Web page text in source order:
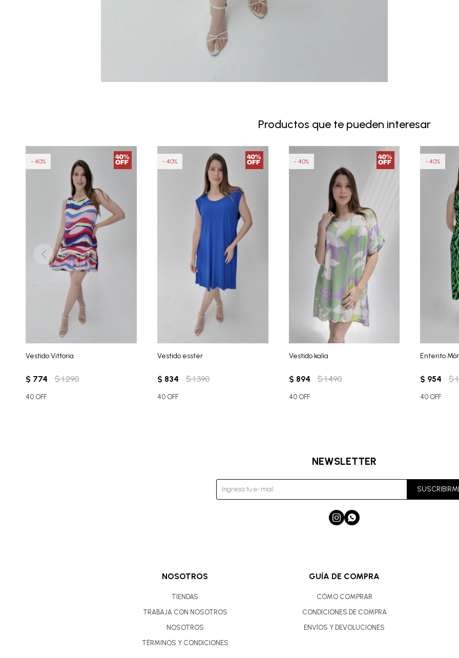
Productos que te pueden interesar
Vestido Vittoria
$ 774 $ 1.290
40
40 OFF
Vestido esster
$ 834 $ 1.390
40
40 OFF
Vestido kalia
$ 894 $ 1.490
40
40 OFF
Enterito
$ 954 $
40
40 OFF
NOSOTROS
TIENDAS
TRABAJA CON NOSOTROS
NOSOTROS
TÉRMINOS Y CONDICIONES
GUÍA DE COMPRA
CÓMO COMPRAR
CONDICIONES DE COMPRA
ENVÍOS Y DEVOLUCIONES
NEWSLETTER
 